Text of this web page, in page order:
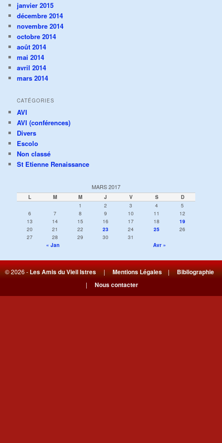
janvier 2015
décembre 2014
novembre 2014
octobre 2014
août 2014
mai 2014
avril 2014
mars 2014
CATÉGORIES
AVI
AVI (conférences)
Divers
Escolo
Non classé
St Etienne Renaissance
MARS 2017
L M M J V S
D
1
2 3 4
5
6
7 8 9 10 11
12
13
14 15 16 17 18
19
20
21 22 23 24 25
26
27
28 29 30
31
« Jan
Avr »
© 2026 -Les Amis du Vieil Istres|Mentions Légales|Bibliographie
| Nous contacter